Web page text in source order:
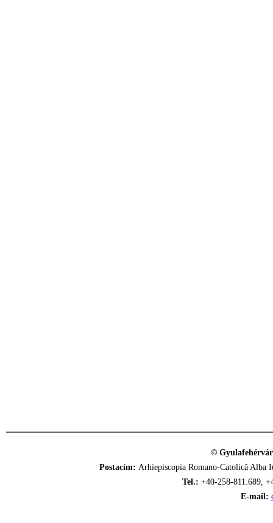
©
Postacím: Arhiepiscopia Romano-Catolică
Tel.: +40-258-811.689,
E-mail: